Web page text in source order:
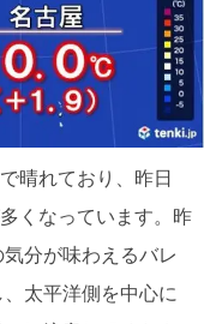
晴れており、昨日
くなっています。昨
分が味わえるバレ
太平洋側を中心に